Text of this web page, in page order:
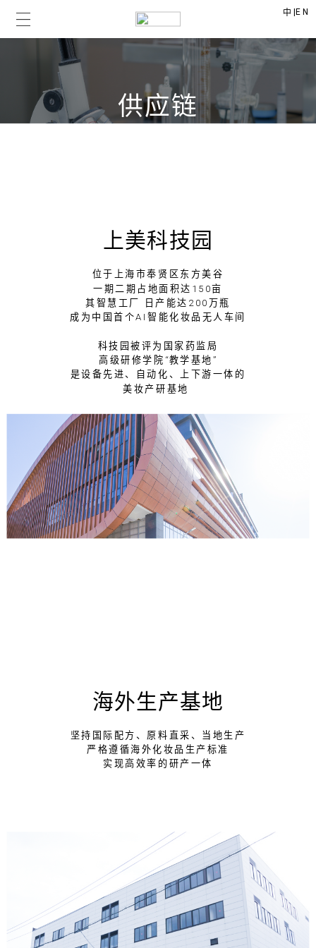
中 |EN
供应链
上美科技园
位于上海市奉贤区东方美谷
一期二期占地面积达150亩
其智慧工厂 日产能达200万瓶
成为中国首个AI智能化妆品无人车间
科技园被评为国家药监局
高级研修学院“教学基地”
是设备先进、自动化、上下游一体的
美妆产研基地
海外生产基地
坚持国际配方、原料直采、当地生产
严格遵循海外化妆品生产标准
实现高效率的研产一体